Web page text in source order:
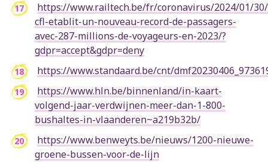
https://www.railtech.be/fr/coronavirus/2024/01/
cfl-etablit-un-nouveau-record-de-passagers-
avec-287-millions-de-voyageurs-en-2023/?
gdpr=accept&gdpr=deny
https://www.standaard.be/cnt/
https://www.hln.be/binnenland/in-kaart-
volgend-jaar-verdwijnen-meer-dan-1-800-
bushaltes-in-vlaanderen~a219b32b/
https://www.benweyts.be/nieuws/1200-nieuwe-
groene-bussen-voor-de-lijn